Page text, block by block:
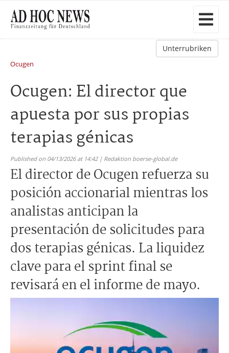
Unterrubriken
Ocugen
Ocugen: El director que
apuesta por sus propias
terapias génicas
Published on 04/13/2026 at 14:42 | Redaktion boerse-global.de
El director de Ocugen refuerza su
posición accionarial mientras los
analistas anticipan la
presentación de solicitudes para
dos terapias génicas. La liquidez
clave para el sprint final se
revisará en el informe de mayo.